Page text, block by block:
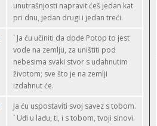
unutrašnjosti napravit ćeš jedan kat
pri dnu, jedan drugi i jedan treći.
` Ja ću učiniti da dođe Potop to jest
vode na zemlju, za uništiti pod
nebesima svaki stvor s udahnutim
životom; sve što je na zemlji
izdahnut će.
Ja ću uspostaviti svoj savez s tobom.
` Uđi u lađu, ti, i s tobom, tvoji sinovi.